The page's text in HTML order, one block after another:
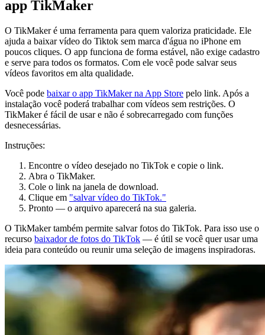
app TikMaker
O TikMaker é uma ferramenta para quem valoriza praticidade. Ele
ajuda a baixar vídeo do Tiktok sem marca d'água no iPhone em
poucos cliques. O app funciona de forma estável, não exige cadastro
e serve para todos os formatos. Com ele você pode salvar seus
vídeos favoritos em alta qualidade.
Você pode baixar o app TikMaker na App Store pelo link. Após a
instalação você poderá trabalhar com vídeos sem restrições. O
TikMaker é fácil de usar e não é sobrecarregado com funções
desnecessárias.
Instruções:
Encontre o vídeo desejado no TikTok e copie o link.
Abra o TikMaker.
Cole o link na janela de download.
Clique em "salvar vídeo do TikTok."
Pronto — o arquivo aparecerá na sua galeria.
O TikMaker também permite salvar fotos do TikTok. Para isso use o
recurso baixador de fotos do TikTok — é útil se você quer usar uma
ideia para conteúdo ou reunir uma seleção de imagens inspiradoras.